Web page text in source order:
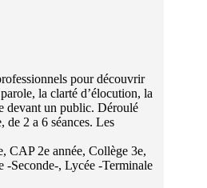
pour découvrir
la clarté d’élocution, la
devant un public. Déroulé
de 2 a 6 séances. Les
, CAP 2e année, Collège 3e,
-Seconde-, Lycée -Terminale